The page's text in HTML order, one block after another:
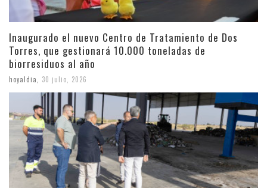
Inaugurado el nuevo Centro de Tratamiento de Dos
Torres, que gestionará 10.000 toneladas de
biorresiduos al año
hoyaldia 30 julio, 2026